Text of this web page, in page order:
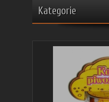
Kategorie